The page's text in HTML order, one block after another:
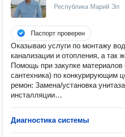
Республика Марий Эл
Паспорт проверен
Оказываю услуги по монтажу
канализации и отопления, а так
Помощь при закупке материалов
сантехника) по конкурирующим
ремон: Замена/установка
инсталляции…
Диагностика системы